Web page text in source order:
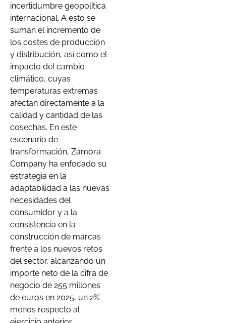
incertidumbre geopolítica
internacional. A esto se
suman el incremento de
los costes de producción
y distribución, así como el
impacto del cambio
climático, cuyas
temperaturas extremas
afectan directamente a la
calidad y cantidad de las
cosechas. En este
escenario de
transformación, Zamora
Company ha enfocado su
estrategia en la
adaptabilidad a las nuevas
necesidades del
consumidor y a la
consistencia en la
construcción de marcas
frente a los nuevos retos
del sector, alcanzando un
importe neto de la cifra de
negocio de 255 millones
de euros en 2025, un 2%
menos respecto al